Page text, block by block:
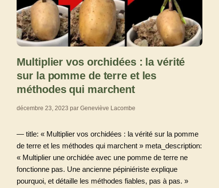
Multiplier vos orchidées : la vérité
sur la pomme de terre et les
méthodes qui marchent
décembre 23, 2023 parGeneviève Lacombe
— title: « Multiplier vos orchidées : la vérité sur la pomme
de terre et les méthodes qui marchent » meta_description:
« Multiplier une orchidée avec une pomme de terre ne
fonctionne pas. Une ancienne pépiniériste explique
pourquoi, et détaille les méthodes fiables, pas à pas. »